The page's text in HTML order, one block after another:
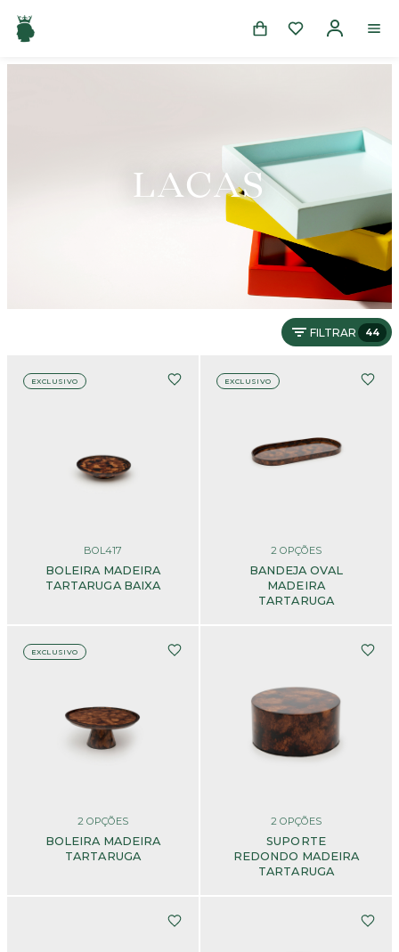
LACAS
FILTRAR 44
EXCLUSIVO
BOL417
BOLEIRA MADEIRA
TARTARUGA BAIXA
EXCLUSIVO
2 OPÇÕES
BANDEJA OVAL
MADEIRA
TARTARUGA
EXCLUSIVO
2 OPÇÕES
BOLEIRA MADEIRA
TARTARUGA
2 OPÇÕES
SUPORTE
REDONDO MADEIRA
TARTARUGA